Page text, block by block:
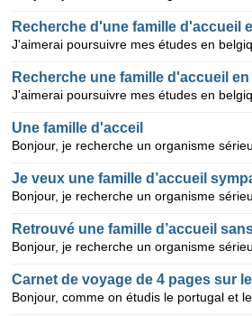
Recherche d'une famille d'accueil
Recherche une famille d'accueil
Une famille d'acceil
Je veux une famille d’accueil
Retrouvé une famille d’accueil